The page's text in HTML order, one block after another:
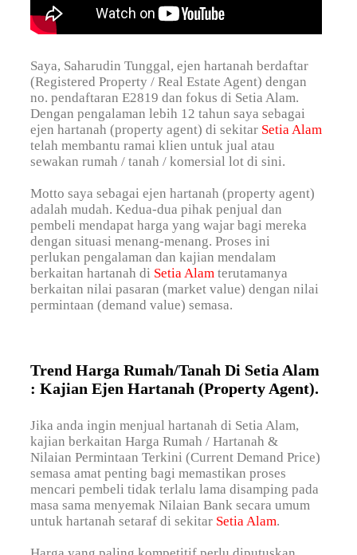
Saya, Saharudin Tunggal, ejen hartanah berdaftar
(Registered Property / Real Estate Agent) dengan
no. pendaftaran E2819 dan fokus di Setia Alam.
Dengan pengalaman lebih 12 tahun saya sebagai
ejen hartanah (property agent) di sekitar Setia Alam
telah membantu ramai klien untuk jual atau
sewakan rumah / tanah / komersial lot di sini.
Motto saya sebagai ejen hartanah (property agent)
adalah mudah. Kedua-dua pihak penjual dan
pembeli mendapat harga yang wajar bagi mereka
dengan situasi menang-menang. Proses ini
perlukan pengalaman dan kajian mendalam
berkaitan hartanah di Setia Alam terutamanya
berkaitan nilai pasaran (market value) dengan nilai
permintaan (demand value) semasa.
Trend Harga Rumah/Tanah Di Setia Alam
: Kajian Ejen Hartanah (Property Agent).
Jika anda ingin menjual hartanah di Setia Alam,
kajian berkaitan Harga Rumah / Hartanah &
Nilaian Permintaan Terkini (Current Demand Price)
semasa amat penting bagi memastikan proses
mencari pembeli tidak terlalu lama disamping pada
masa sama menyemak Nilaian Bank secara umum
untuk hartanah setaraf di sekitar Setia Alam.